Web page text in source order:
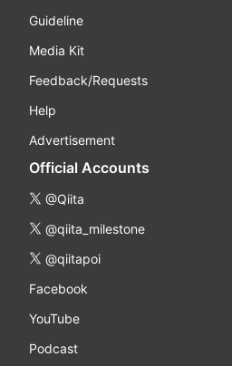
Guideline
Media Kit
Feedback/Requests
Help
Advertisement
Official Accounts
@Qiita
@qiita_milestone
@qiitapoi
Facebook
YouTube
Podcast